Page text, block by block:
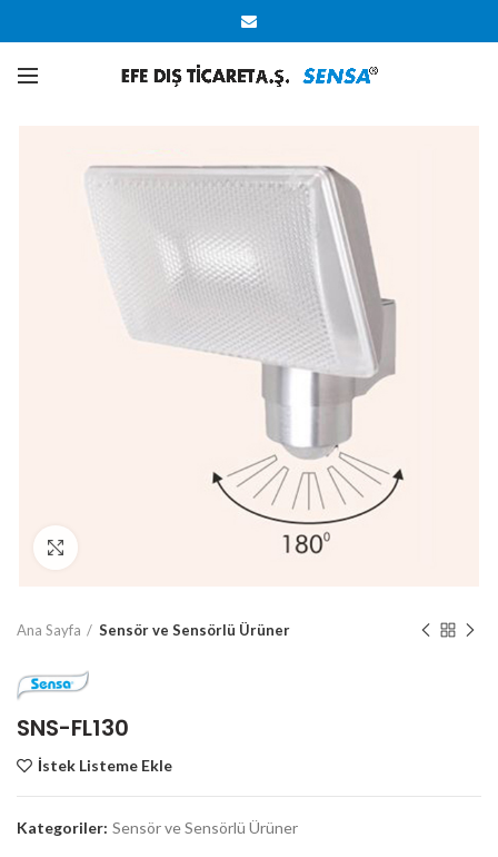
Ana Sayfa Sensör ve Sensörlü Ürüner
SNS-FL130
İstek Listeme Ekle
Kategoriler: Sensör ve Sensörlü Ürüner